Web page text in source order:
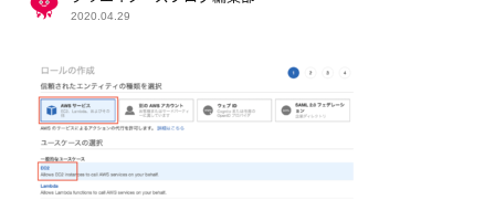
2020.04.29